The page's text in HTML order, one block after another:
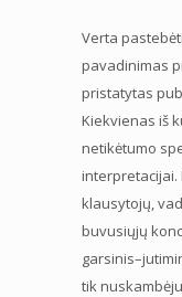
Verta
pavadinimas
pristatytas
Kiekvienas iš
netikėtumo
interpretacijai.
klausytojų,
buvusiųjų
tik